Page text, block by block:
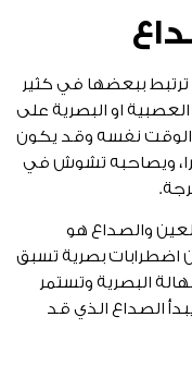
ببعضها في كثير
او البصرية على
الوقت نفسه وقد يكون
ويصاحبه تشوش في
والصداع هو
اضطرابات بصرية تسبق
البصرية وتستمر
الصداع الذي قد